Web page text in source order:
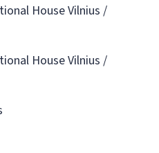
House Vilnius /
House Vilnius /